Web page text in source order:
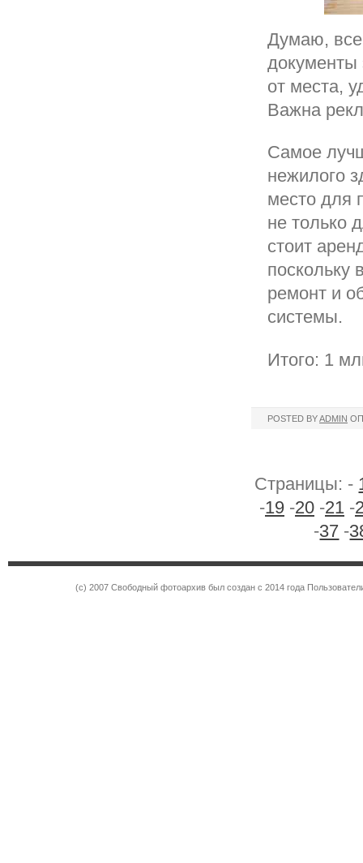
Думаю, все
документы
от места,
Важна
Самое
нежилого
место для
не только
стоит
поскольку
ремонт и
системы.
Итого: 1
POSTED BYADMIN
Страницы: -
-19 -20 -21 -
-37 -
(c) 2007 Свободный фотоархив был создан с 2014 года